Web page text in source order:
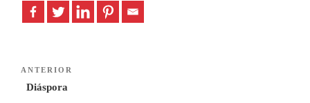
Navegação
de
Previous
Post
ANTERIOR
Diáspora